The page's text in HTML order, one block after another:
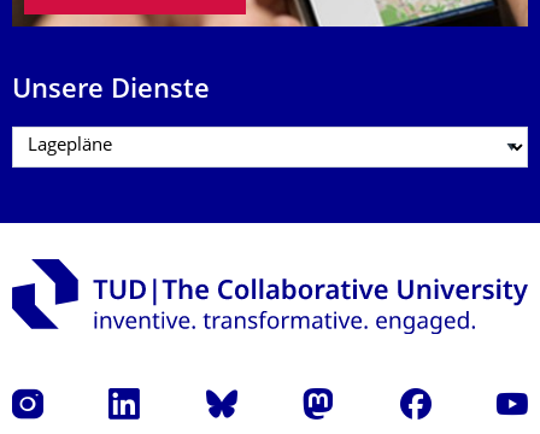
Unsere Dienste
Instagram LinkedIn Bluesky Mastodon Facebook